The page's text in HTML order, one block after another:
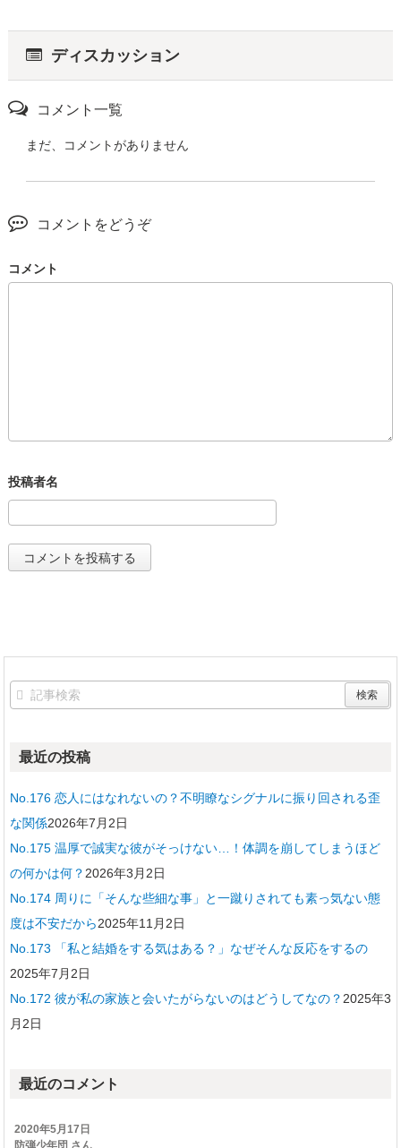
ディスカッション
コメント一覧
まだ、コメントがありません
コメントをどうぞ
コメント
最近の投稿
No.176 恋人にはなれないの？不明瞭なシグナルに振り回される歪
な関係2026年7月2日
No.175 温厚で誠実な彼がそっけない…！体調を崩してしまうほど
の何かは何？ 2026年3月2日
No.174 周りに「そんな些細な事」と一蹴りされても素っ気ない態
度は不安だから2025年11月2日
No.173 「私と結婚をする気はある？」なぜそんな反応をするの
2025年7月2日
No.172 彼が私の家族と会いたがらないのはどうしてなの？ 2025年3
月2日
最近のコメント
2020年5月17日
防弾少年団 さん